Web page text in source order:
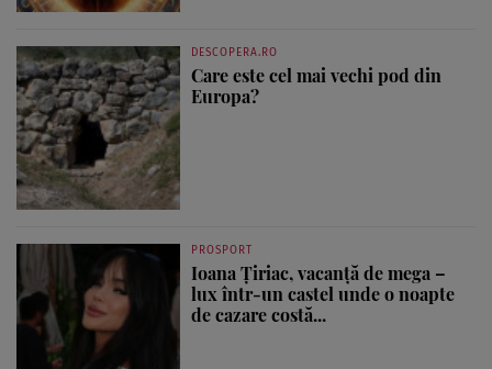
DESCOPERA.RO
Care este cel mai vechi pod din
Europa?
PROSPORT
Ioana Țiriac, vacanță de mega –
lux într-un castel unde o noapte
de cazare costă...